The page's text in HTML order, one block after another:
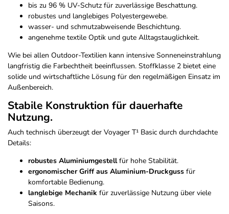
bis zu 96 % UV-Schutz für zuverlässige Beschattung.
robustes und langlebiges Polyestergewebe.
wasser- und schmutzabweisende Beschichtung.
angenehme textile Optik und gute Alltagstauglichkeit.
Wie bei allen Outdoor-Textilien kann intensive Sonneneinstrahlung
langfristig die Farbechtheit beeinflussen. Stoffklasse 2 bietet eine
solide und wirtschaftliche Lösung für den regelmäßigen Einsatz im
Außenbereich.
Stabile Konstruktion für dauerhafte
Nutzung.
Auch technisch überzeugt der Voyager T¹ Basic durch durchdachte
Details:
robustes Aluminiumgestellfür hohe Stabilität.
ergonomischer Griff aus Aluminium-Druckguss für
komfortable Bedienung.
langlebige Mechanik für zuverlässige Nutzung über viele
Saisons.